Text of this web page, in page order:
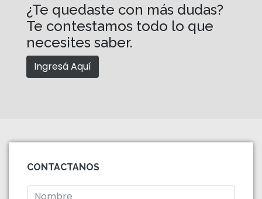
¿Te quedaste con más dudas?
Te contestamos todo lo que
necesites saber.
Ingresá Aquí
CONTACTANOS